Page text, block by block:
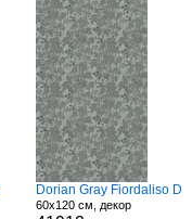
Dorian Gray Fiordaliso D
60x120 см, декор